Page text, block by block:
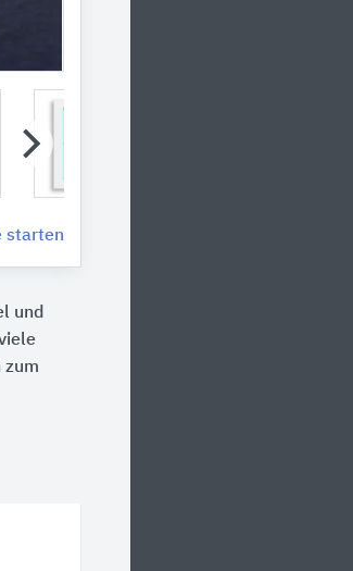
starten
und
zum